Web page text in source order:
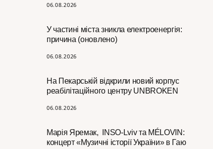
06.08.2026
У частині міста зникла електроенергія:
причина (оновлено)
06.08.2026
На Пекарській відкрили новий корпус
реабілітаційного центру UNBROKEN
06.08.2026
Марія Яремак, INSO-Lviv та MÉLOVIN:
концерт «Музичні історії України» в Гаю